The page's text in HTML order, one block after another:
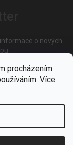
procházením
Více
o nových
osobních